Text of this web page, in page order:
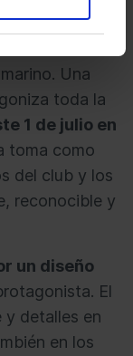
Una
toda la
1 de julio en
toma como
del club y los
reconocible y
un diseño
El
y detalles en
en los